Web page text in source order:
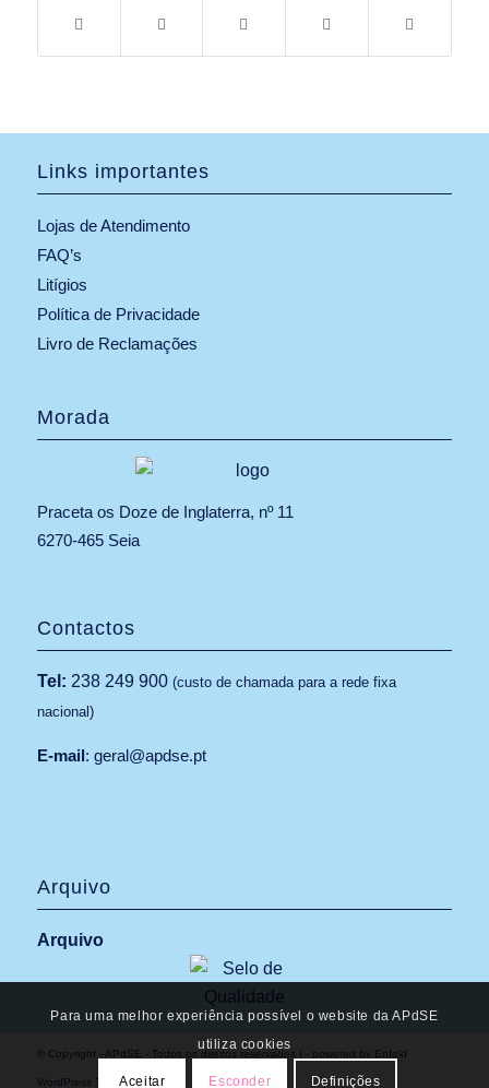
Links importantes
Lojas de Atendimento
FAQ’s
Litígios
Política de Privacidade
Livro de Reclamações
Morada
Praceta os Doze de Inglaterra, nº 11
6270-465 Seia
Contactos
Tel: 238 249 900(custo de chamada para a rede fixa
nacional)
E-mail: geral@apdse.pt
Arquivo
Arquivo
© Copyright - APdSE - Todos os direitos reservados | - powered by Enfold
WordPress Theme
Para uma melhor experiência possível o website da APdSE
utiliza cookies
Aceitar Esconder Definições